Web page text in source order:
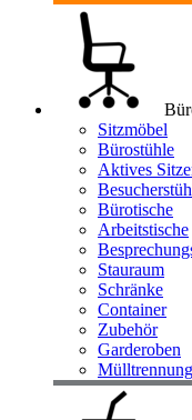
Sitzmöbel
Bürostühle
Aktives
Bürotische
Arbeitstische
Stauraum
Schränke
Container
Zubehör
Garderoben
Mülltrennung